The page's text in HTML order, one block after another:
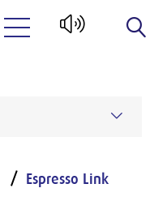
Espresso Link